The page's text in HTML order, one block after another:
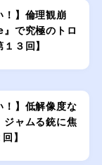
！】倫理観崩
で究極のトロ
３回】
！】低解像度な
ジャムる銃に焦
】